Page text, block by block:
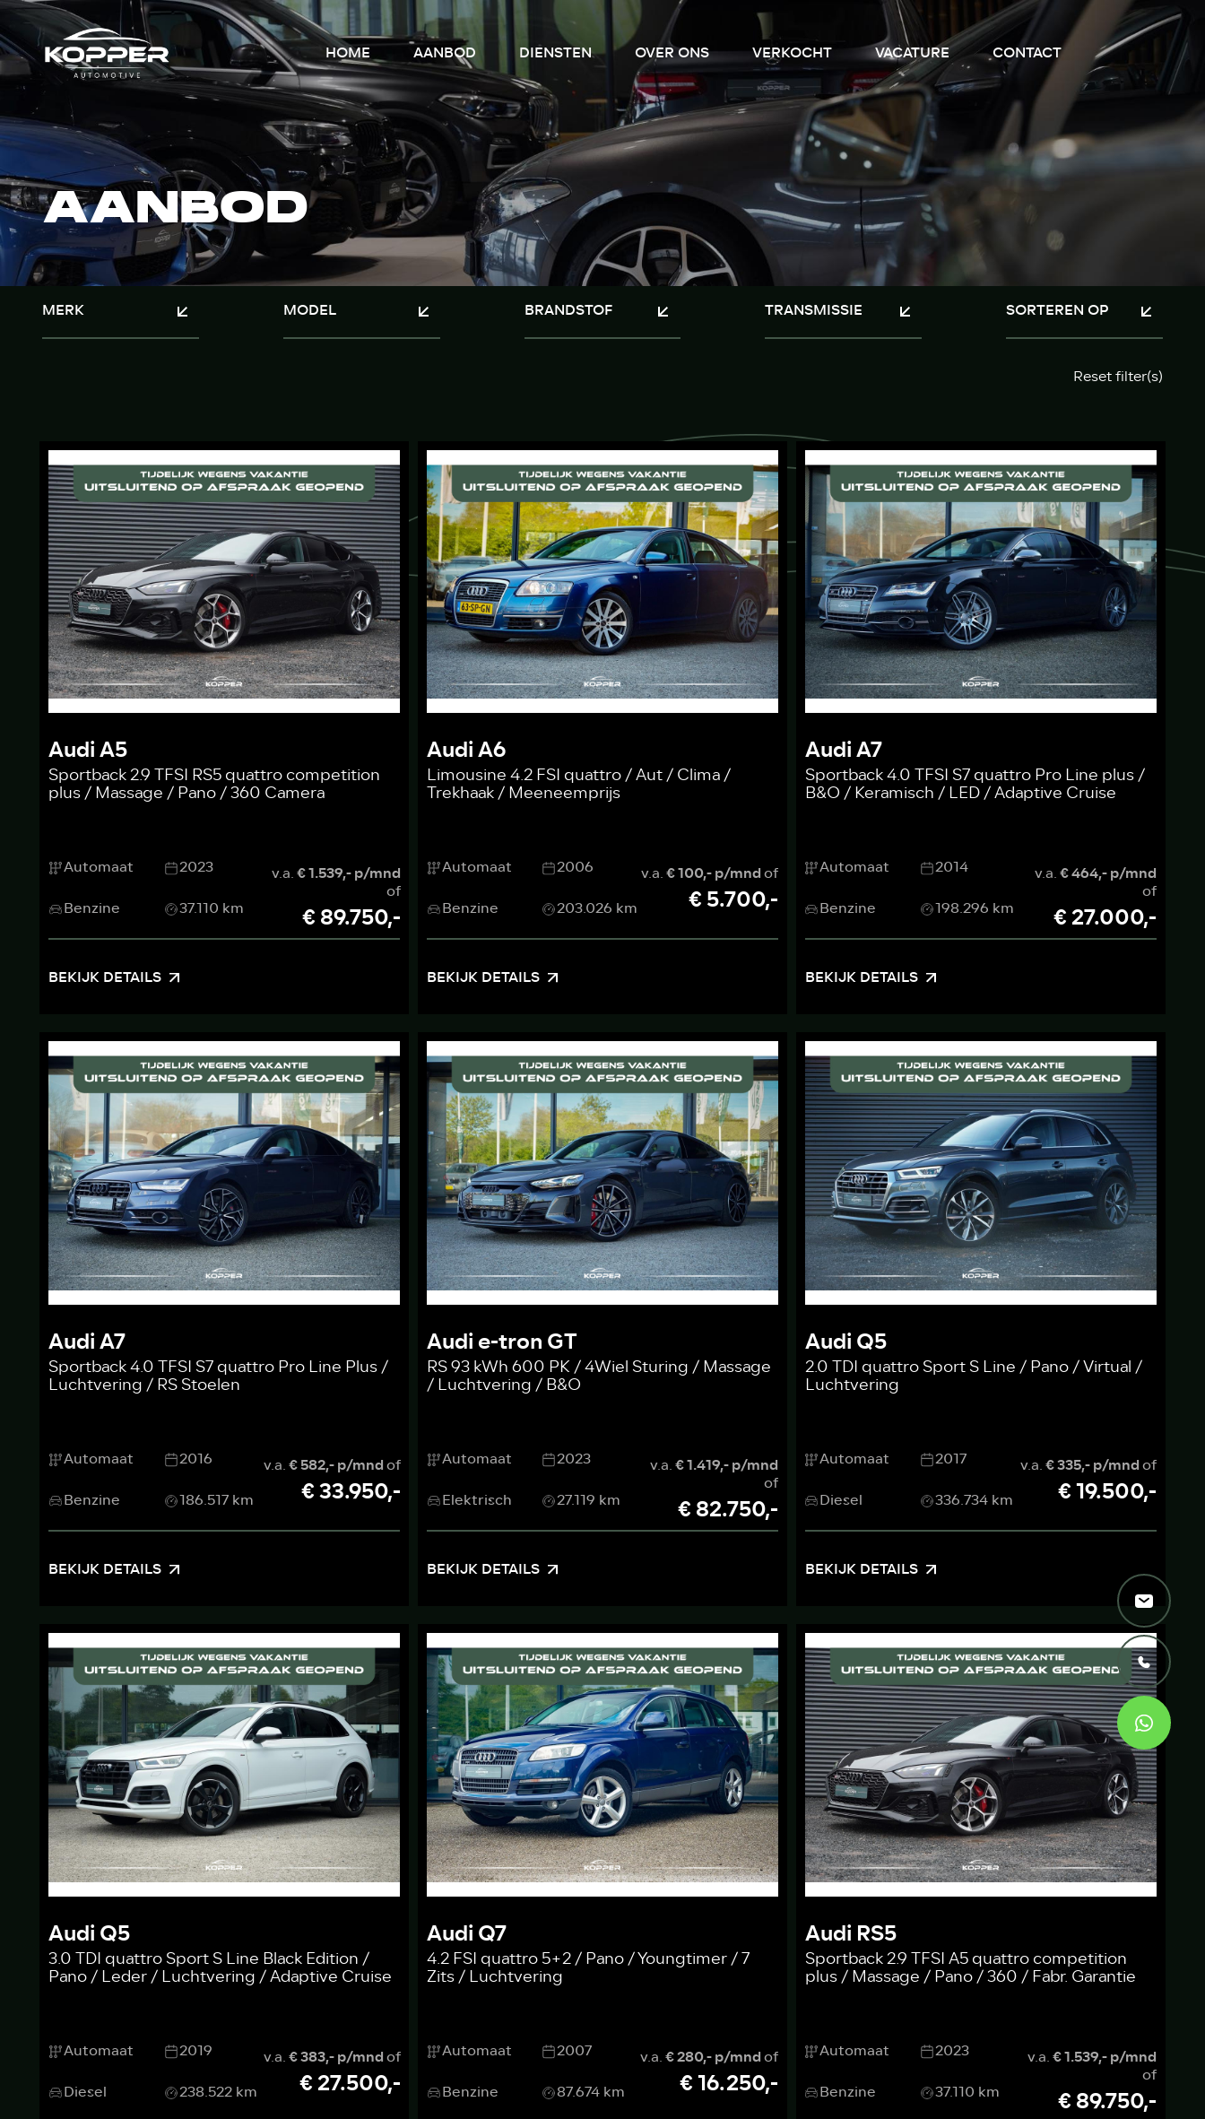
HOME AANBOD DIENSTEN OVER ONS VERKOCHT VACATURE CONTACT
AANBOD
Reset filter(s)
Audi A5
Sportback 2.9 TFSI RS5 quattro competition
plus / Massage / Pano / 360 Camera
Automaat
2023
Benzine
37.110 km
v.a.€ 1.539,- p/mnd
of
€ 89.750,-
BEKIJK DETAILS
Audi A6
Limousine 4.2 FSI quattro / Aut / Clima /
Trekhaak / Meeneemprijs
Automaat
2006
Benzine
203.026 km
v.a.€ 100,- p/mndof
€ 5.700,-
BEKIJK DETAILS
Audi A7
Sportback 4.0 TFSI S7 quattro Pro Line plus /
B&O / Keramisch / LED / Adaptive Cruise
Automaat
2014
Benzine
198.296 km
v.a.€ 464,- p/mnd
of
€ 27.000,-
BEKIJK DETAILS
Audi A7
Sportback 4.0 TFSI S7 quattro Pro Line Plus /
Luchtvering / RS Stoelen
Automaat
2016
Benzine
186.517 km
v.a.€ 582,- p/mndof
€ 33.950,-
BEKIJK DETAILS
Audi e-tron GT
RS 93 kWh 600 PK / 4Wiel Sturing / Massage
/ Luchtvering / B&O
Automaat
2023
Elektrisch
27.119 km
v.a.€ 1.419,- p/mnd
of
€ 82.750,-
BEKIJK DETAILS
Audi Q5
2.0 TDI quattro Sport S Line / Pano / Virtual /
Luchtvering
Automaat
2017
Diesel
336.734 km
v.a.€ 335,- p/mndof
€ 19.500,-
BEKIJK DETAILS
Audi Q5
3.0 TDI quattro Sport S Line Black Edition /
Pano / Leder / Luchtvering / Adaptive Cruise
Automaat
2019
Diesel
238.522 km
v.a.€ 383,- p/mndof
€ 27.500,-
Audi Q7
4.2 FSI quattro 5+2 / Pano / Youngtimer / 7
Zits / Luchtvering
Automaat
2007
Benzine
87.674 km
v.a.€ 280,- p/mndof
€ 16.250,-
Audi RS5
Sportback 2.9 TFSI A5 quattro competition
plus / Massage / Pano / 360 / Fabr. Garantie
Automaat
2023
Benzine
37.110 km
v.a.€ 1.539,- p/mnd
of
€ 89.750,-